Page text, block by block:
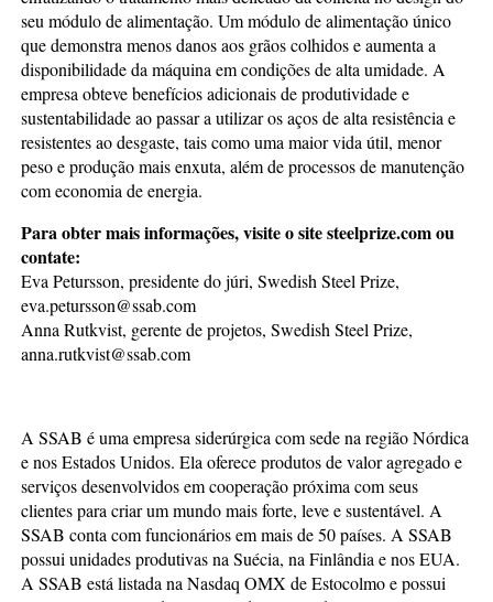
seu módulo de alimentação. Um módulo de alimentação único
que demonstra menos danos aos grãos colhidos e aumenta a
disponibilidade da máquina em condições de alta umidade. A
empresa obteve benefícios adicionais de produtividade e
sustentabilidade ao passar a utilizar os aços de alta resistência e
resistentes ao desgaste, tais como uma maior vida útil, menor
peso e produção mais enxuta, além de processos de manutenção
com economia de energia.
Para obter mais informações, visite o site steelprize.com ou
contate:
Eva Petursson, presidente do júri, Swedish Steel Prize,
eva.petursson@ssab.com
Anna Rutkvist, gerente de projetos, Swedish Steel Prize,
anna.rutkvist@ssab.com
A SSAB é uma empresa siderúrgica com sede na região Nórdica
e nos Estados Unidos. Ela oferece produtos de valor agregado e
serviços desenvolvidos em cooperação próxima com seus
clientes para criar um mundo mais forte, leve e sustentável. A
SSAB conta com funcionários em mais de 50 países. A SSAB
possui unidades produtivas na Suécia, na Finlândia e nos EUA.
A SSAB está listada na Nasdaq OMX de Estocolmo e possui